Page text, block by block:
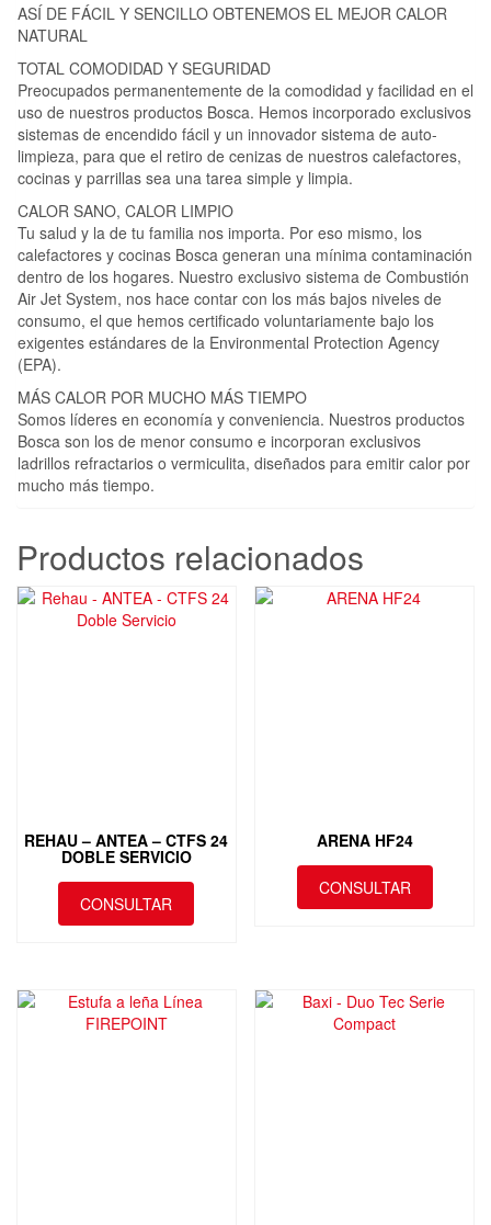
ASÍ DE FÁCIL Y SENCILLO OBTENEMOS EL MEJOR CALOR
NATURAL
TOTAL COMODIDAD Y SEGURIDAD
Preocupados permanentemente de la comodidad y facilidad en el
uso de nuestros productos Bosca. Hemos incorporado exclusivos
sistemas de encendido fácil y un innovador sistema de auto-
limpieza, para que el retiro de cenizas de nuestros calefactores,
cocinas y parrillas sea una tarea simple y limpia.
CALOR SANO, CALOR LIMPIO
Tu salud y la de tu familia nos importa. Por eso mismo, los
calefactores y cocinas Bosca generan una mínima contaminación
dentro de los hogares. Nuestro exclusivo sistema de Combustión
Air Jet System, nos hace contar con los más bajos niveles de
consumo, el que hemos certificado voluntariamente bajo los
exigentes estándares de la Environmental Protection Agency
(EPA).
MÁS CALOR POR MUCHO MÁS TIEMPO
Somos líderes en economía y conveniencia. Nuestros productos
Bosca son los de menor consumo e incorporan exclusivos
ladrillos refractarios o vermiculita, diseñados para emitir calor por
mucho más tiempo.
Productos relacionados
REHAU – ANTEA – CTFS 24
DOBLE SERVICIO
CONSULTAR
ARENA HF24
CONSULTAR